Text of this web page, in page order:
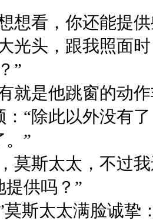
看，你还能提供
头，跟我照面时
”
是他跳窗的动作
：“除此以外没有
。”
斯太太，不过我
供吗？”
太太满脸诚挚